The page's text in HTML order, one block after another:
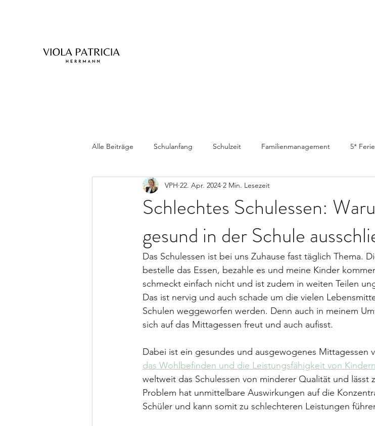
Alle Beiträge Schulanfang Schulzeit Familienmanagement 5*
Schlechtes Schulessen:
gesund in der Schule
VPH 22. Apr. 2024 2 Min. Lesezeit
Das Schulessen ist bei uns Zuhause fast täglich Thema.
bestelle das Essen, bezahle es und meine Kinder
schmeckt einfach nicht und ist zudem in weiten Teilen
Das ist nervig und auch schade um die vielen
Schulen weggeworfen werden. Denn auch in meinem
sich auf das Mittagessen freut und auch aufisst.
Dabei ist ein gesundes und ausgewogenes Mittagessen
das Wohlbefinden und die Leistungsfähigkeit von Kindern
weltweit das Schulessen von minderer Qualität und lässt
Problem hat unmittelbare Auswirkungen auf die
Schüler und kann somit zu schlechteren Leistungen